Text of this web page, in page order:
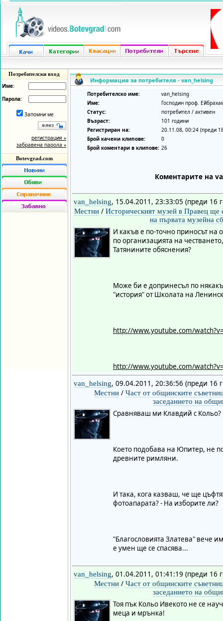
Потребителски вход
Име:
Парола:
Запомни ме
регистрация »
забравена парола »
Botevgrad.com
Информация за потребителя - van_helsing
Потребителско име:
van_helsing
Име:
Господин проф.
Статус:
потребител / активен
Възраст:
101 години
Регистриран на:
20.11.08, 00:24 (преди
Брой качени клипове:
0
Брой коментари в клипове: 26
Коментарите на
van_helsing, 15.04.2011, 23:33:05 (преди 16
Местни/ Историческият музей в Правец ще
на първата музейна
И какъв е по-точно приносът
по организацията на
Татянините обяснения?
Може би е допринесъл по
"история" от Школата на
http://www.youtube.com/
http://www.youtube.com/
van_helsing, 09.04.2011, 20:36:56 (преди 16
Местни/ Част от общинските
заседанието на
Сравняваш ми Клавдий с Кольо?
Което подобава на Юпитер, не
древните римляни.
И така, кога казваш, че ще
фотоапарата? - На изборите ли?
"Благословията Златева" вече
е умен ще се спасява...
van_helsing, 01.04.2011, 01:41:19 (преди 16
Местни/ Част от общинските
заседанието на
Тоя пък Кольо Ивекото не се
меца и мрънка!